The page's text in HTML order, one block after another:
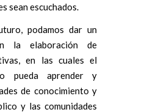
sean escuchados.
podamos dar un
la elaboración de
en las cuales el
pueda aprender y
de conocimiento y
y las comunidades